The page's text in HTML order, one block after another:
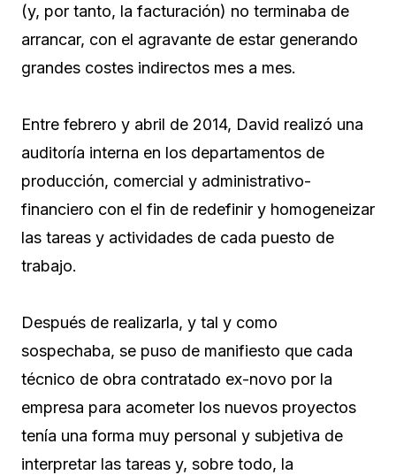
(y, por tanto, la facturación) no terminaba de
arrancar, con el agravante de estar generando
grandes costes indirectos mes a mes.
Entre febrero y abril de 2014, David realizó una
auditoría interna en los departamentos de
producción, comercial y administrativo-
financiero con el fin de redefinir y homogeneizar
las tareas y actividades de cada puesto de
trabajo.
Después de realizarla, y tal y como
sospechaba, se puso de manifiesto que cada
técnico de obra contratado ex-novo por la
empresa para acometer los nuevos proyectos
tenía una forma muy personal y subjetiva de
interpretar las tareas y, sobre todo, la